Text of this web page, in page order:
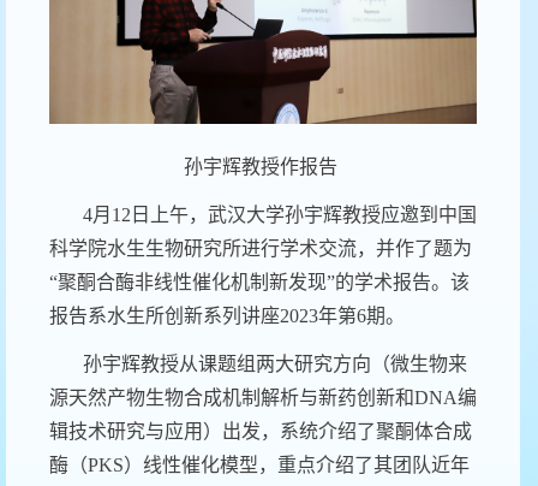
孙宇辉教授作报告
4月 12 日上午，武汉大学孙宇辉教授应邀到中国
科学院水生生物研究所进行学术交流，并作了题为
“聚酮合酶非线性催化机制新发现”的学术报告。该
报告系水生所创新系列讲座2023年第6期。
孙宇辉教授从课题组两大研究方向（微生物来
源天然产物生物合成机制解析与新药创新和DNA编
辑技术研究与应用）出发，系统介绍了聚酮体合成
酶（PKS）线性催化模型，重点介绍了其团队近年